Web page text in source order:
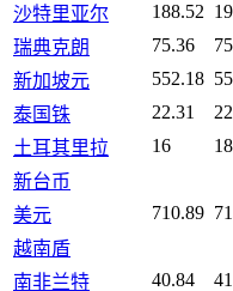
沙特里亚尔
188.52
瑞典克朗
75.36
新加坡元
552.18
泰国铢
22.31
土耳其里拉
16
新台币
美元
710.89
越南盾
南非兰特
40.84